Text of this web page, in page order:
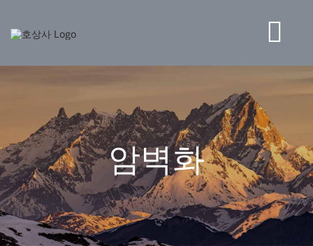
건
STORE
NEWS
HO CORPORATION
암벽화